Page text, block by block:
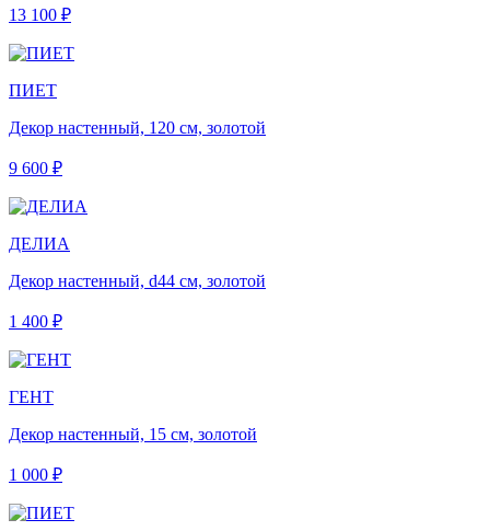
13 100 ₽
ПИЕТ
Декор настенный, 120 см, золотой
9 600 ₽
ДЕЛИА
Декор настенный, d44 см, золотой
1 400 ₽
ГЕНТ
Декор настенный, 15 см, золотой
1 000 ₽